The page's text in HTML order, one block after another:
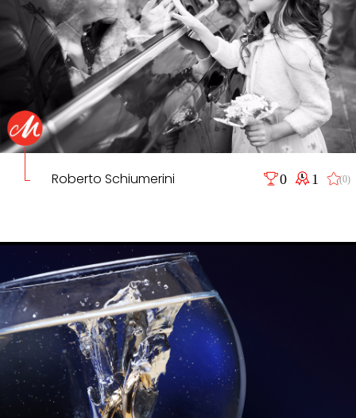
Roberto Schiumerini 0 1 (0)